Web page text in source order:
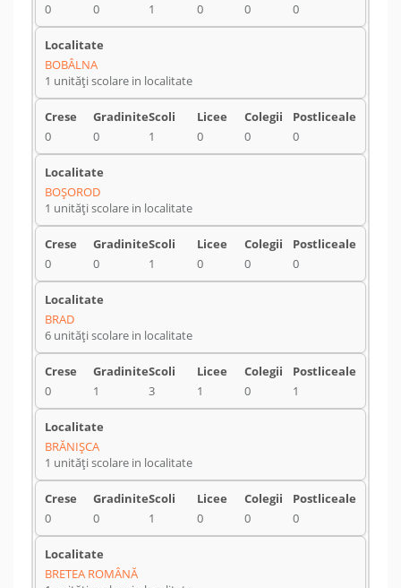
0 0 1 0 0 0
BOBÂLNA
1 unități scolare in localitate
0 0 1 0 0 0
BOŞOROD
1 unități scolare in localitate
0 0 1 0 0 0
BRAD
6 unități scolare in localitate
0 1 3 1 0 1
BRĂNIŞCA
1 unități scolare in localitate
0 0 1 0 0 0
BRETEA ROMÂNĂ